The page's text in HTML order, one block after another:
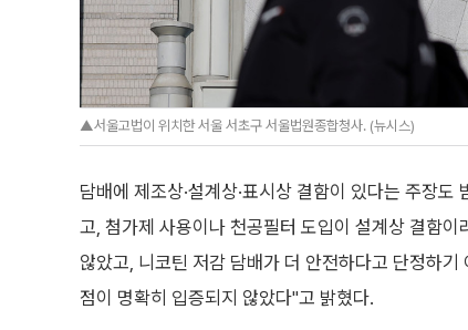
▲서울고법이 위치한 서울 서초구 서울법원종합청사. (뉴시스)
담배에 제조상·설계상·표시상 결함이 있다는 주장
고, 첨가제 사용이나 천공필터 도입이 설계상 결함
않았고, 니코틴 저감 담배가 더 안전하다고 단정하
점이 명확히 입증되지 않았다"고 밝혔다.